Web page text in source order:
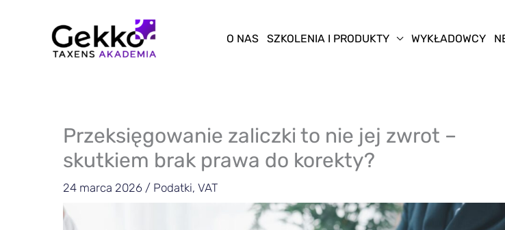
O NAS SZKOLENIA I PRODUKTY WYKŁADOWCY
Przeksięgowanie zaliczki to nie jej zwrot –
skutkiem brak prawa do korekty?
24 marca 2026 / Podatki, VAT